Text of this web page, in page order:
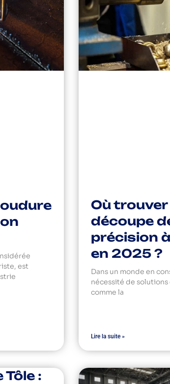
est
Où trouver
découpe
précision
en 2025 ?
Dans un monde en
nécessité de
comme la
Lire la suite »
: